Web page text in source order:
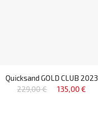
Quicksand GOLD CLUB 2023
229,00 €
135,00 €